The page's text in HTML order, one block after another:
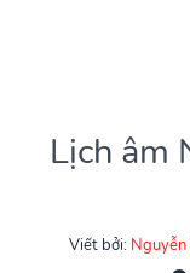
Lịch âm
Viết bởi: